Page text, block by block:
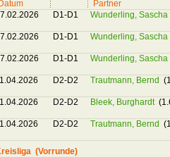
Datum
Partner
D1-D1 Wunderling, Sascha
D1-D1 Wunderling, Sascha
D1-D1 Wunderling, Sascha
D2-D2 Trautmann, Bernd
D2-D2 Bleek, Burghardt
D2-D2 Trautmann, Bernd
(Vorrunde)